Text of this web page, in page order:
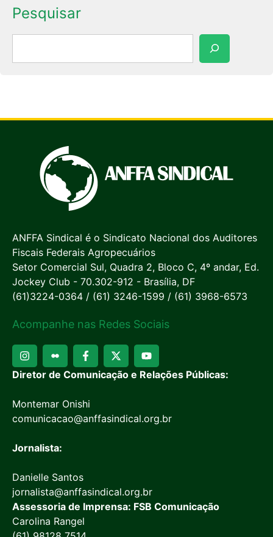
Pesquisar
ANFFA Sindical é o Sindicato Nacional dos Auditores
Fiscais Federais Agropecuários
Setor Comercial Sul, Quadra 2, Bloco C, 4º andar, Ed.
Jockey Club - 70.302-912 - Brasília, DF
(61)3224-0364 / (61) 3246-1599 / (61) 3968-6573
Acompanhe nas Redes Sociais
Diretor de Comunicação e Relações Públicas:
Montemar Onishi
comunicacao@anffasindical.org.br
Jornalista:
Danielle Santos
jornalista@anffasindical.org.br
Assessoria de Imprensa: FSB Comunicação
Carolina Rangel